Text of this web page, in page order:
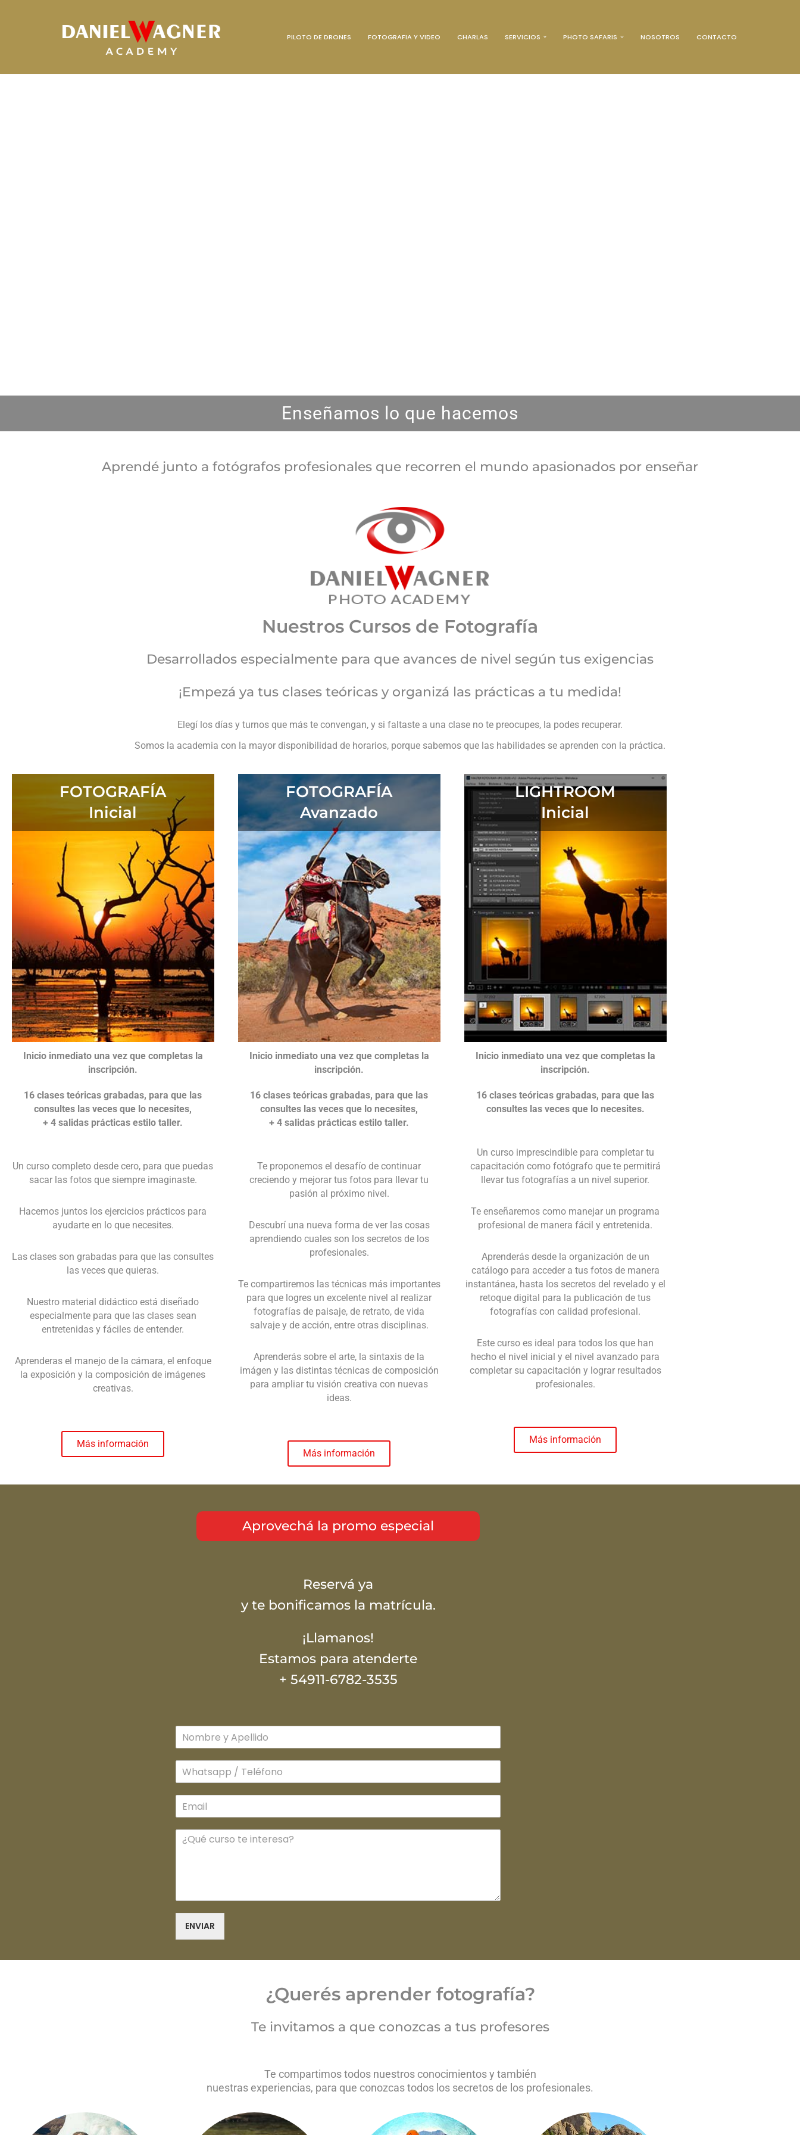
PILOTO DE DRONES FOTOGRAFIA Y VIDEO CHARLAS SERVICIOS PHOTO SAFARIS NOSOTROS CONTACTO
Enseñamos lo que hacemos
Aprendé junto a fotógrafos profesionales que recorren el mundo apasionados por enseñar
Nuestros Cursos de Fotografía
Desarrollados especialmente para que avances de nivel según tus exigencias
¡Empezá ya tus clases teóricas y organizá las prácticas a tu medida!
Elegí los días y turnos que más te convengan, y si faltaste a una clase no te preocupes, la podes recuperar.
Somos la academia con la mayor disponibilidad de horarios, porque sabemos que las habilidades se aprenden con la práctica.
FOTOGRAFÍA
Inicial
Inicio inmediato una vez que completas la
inscripción.
16 clases teóricas grabadas, para que las
consultes las veces que lo necesites,
+ 4 salidas prácticas estilo taller.
Un curso completo desde cero, para que puedas
sacar las fotos que siempre imaginaste.
Hacemos juntos los ejercicios prácticos para
ayudarte en lo que necesites.
Las clases son grabadas para que las consultes
las veces que quieras.
Nuestro material didáctico está diseñado
especialmente para que las clases sean
entretenidas y fáciles de entender.
Aprenderas el manejo de la cámara, el enfoque
la exposición y la composición de imágenes
creativas.
Más información
FOTOGRAFÍA
Avanzado
Inicio inmediato una vez que completas la
inscripción.
16 clases teóricas grabadas, para que las
consultes las veces que lo necesites,
+ 4 salidas prácticas estilo taller.
Te proponemos el desafío de continuar
creciendo y mejorar tus fotos para llevar tu
pasión al próximo nivel.
Descubrí una nueva forma de ver las cosas
aprendiendo cuales son los secretos de los
profesionales.
Te compartiremos las técnicas más importantes
para que logres un excelente nivel al realizar
fotografías de paisaje, de retrato, de vida
salvaje y de acción, entre otras disciplinas.
Aprenderás sobre el arte, la sintaxis de la
imágen y las distintas técnicas de composición
para ampliar tu visión creativa con nuevas
ideas.
Más información
LIGHTROOM
Inicial
Inicio inmediato una vez que completas la
inscripción.
16 clases teóricas grabadas, para que las
consultes las veces que lo necesites.
Un curso imprescindible para completar tu
capacitación como fotógrafo que te permitirá
llevar tus fotografías a un nivel superior.
Te enseñaremos como manejar un programa
profesional de manera fácil y entretenida.
Aprenderás desde la organización de un
catálogo para acceder a tus fotos de manera
instantánea, hasta los secretos del revelado y el
retoque digital para la publicación de tus
fotografías con calidad profesional.
Este curso es ideal para todos los que han
hecho el nivel inicial y el nivel avanzado para
completar su capacitación y lograr resultados
profesionales.
Más información
Aprovechá la promo especial
Reservá ya
y te bonificamos la matrícula.
¡Llamanos!
Estamos para atenderte
+ 54911-6782-3535
ENVIAR
¿Querés aprender fotografía?
Te invitamos a que conozcas a tus profesores
Te compartimos todos nuestros conocimientos y también
nuestras experiencias, para que conozcas todos los secretos de los profesionales.